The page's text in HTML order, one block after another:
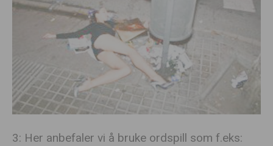
3: Her anbefaler vi å bruke ordspill som f.eks: